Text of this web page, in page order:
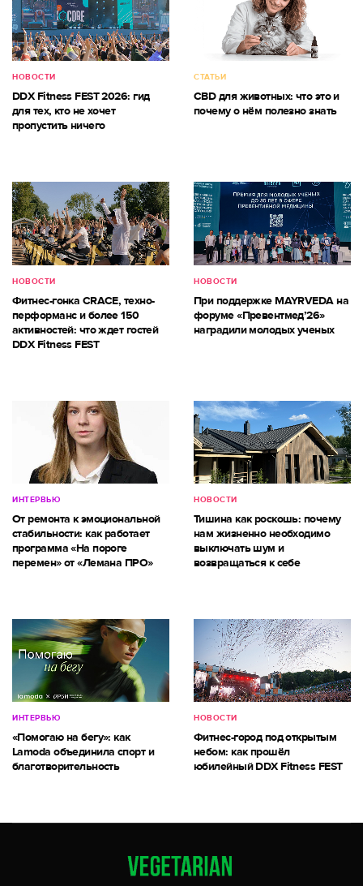
НОВОСТИ
DDX Fitness FEST 2026: гид
для тех, кто не хочет
пропустить ничего
СТАТЬИ
CBD для животных: что это и
почему о нём полезно знать
НОВОСТИ
Фитнес-гонка CRACE, техно-
перформанс и более 150
активностей: что ждет гостей
DDX Fitness FEST
НОВОСТИ
При поддержке MAYRVEDA на
форуме «Превентмед’26»
наградили молодых ученых
ИНТЕРВЬЮ
От ремонта к эмоциональной
стабильности: как работает
программа «На пороге
перемен» от «Лемана ПРО»
НОВОСТИ
Тишина как роскошь: почему
нам жизненно необходимо
выключать шум и
возвращаться к себе
ИНТЕРВЬЮ
«Помогаю на бегу»: как
Lamoda объединила спорт и
благотворительность
НОВОСТИ
Фитнес-город под открытым
небом: как прошёл
юбилейный DDX Fitness FEST